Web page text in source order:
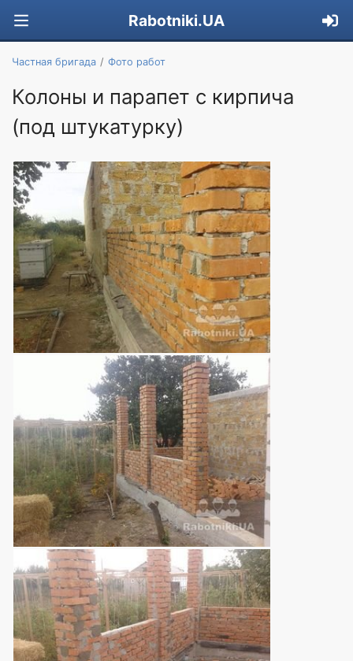
Rabotniki.UA
Частная бригада Фото работ
Колоны и парапет с кирпича
(под штукатурку)